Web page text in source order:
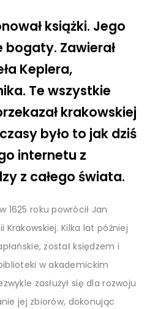
książki. Jego
bogaty. Zawierał
Keplera,
Te wszystkie
krakowskiej
było to jak dziś
internetu z
z całego świata.
1625 roku powrócił Jan
Kilka lat później
został księdzem i
w akademickim
zasłużył się dla rozwoju
jej zbiorów, dokonując